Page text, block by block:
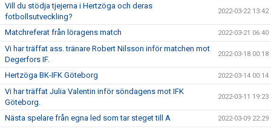
Vill du stödja tjejerna i Hertzöga och deras
fotbollsutveckling?
2022-03-22 13:42
Matchreferat från löragens match 2022-03-21 06:40
Vi har träffat ass. tränare Robert Nilsson inför matchen mot
Degerfors IF.
2022-03-18 00:18
Hertzöga BK-IFK Göteborg 2022-03-14 00:14
Vi har träffat Julia Valentin inför söndagens mot IFK
Göteborg.
2022-03-11 19:23
Nästa spelare från egna led som tar steget till A 2022-03-09 22:29